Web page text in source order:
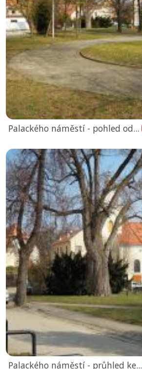
Palackého náměstí - pohled od...
Palackého náměstí - průhled ke...